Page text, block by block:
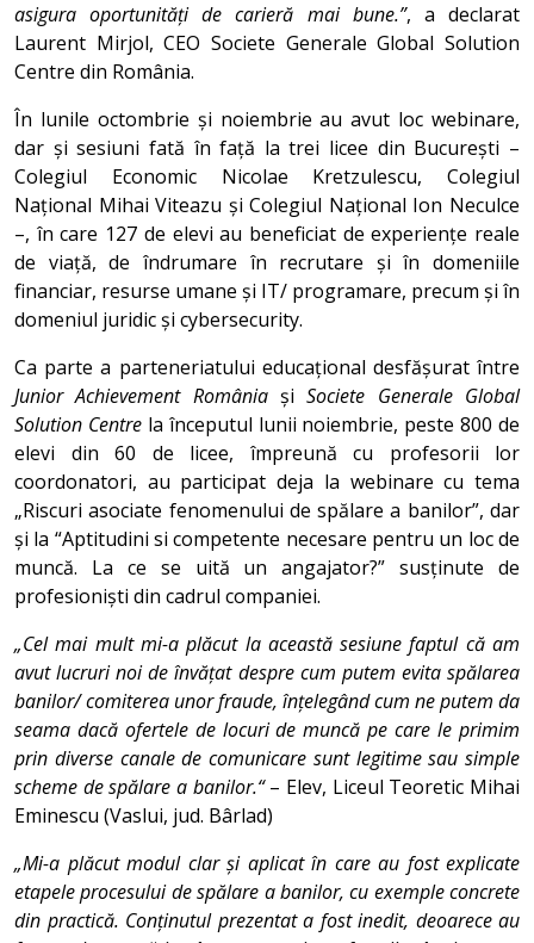
asigura oportunități de carieră mai bune.”, a declarat
Laurent Mirjol, CEO Societe Generale Global Solution
Centre din România.
În lunile octombrie și noiembrie au avut loc webinare,
dar și sesiuni fată în față la trei licee din București –
Colegiul Economic Nicolae Kretzulescu, Colegiul
Național Mihai Viteazu și Colegiul Național Ion Neculce
–, în care 127 de elevi au beneficiat de experiențe reale
de viață, de îndrumare în recrutare și în domeniile
financiar, resurse umane și IT/ programare, precum și în
domeniul juridic și cybersecurity.
Ca parte a parteneriatului educațional desfășurat între
Junior Achievement RomâniașiSociete Generale Global
Solution Centrela începutul lunii noiembrie, peste 800 de
elevi din 60 de licee, împreună cu profesorii lor
coordonatori, au participat deja la webinare cu tema
„Riscuri asociate fenomenului de spălare a banilor”, dar
și la “Aptitudini si competente necesare pentru un loc de
muncă. La ce se uită un angajator?” susținute de
profesioniști din cadrul companiei.
„Cel mai mult mi-a plăcut la această sesiune faptul că am
avut lucruri noi de învățat despre cum putem evita spălarea
banilor/ comiterea unor fraude, înțelegând cum ne putem da
seama dacă ofertele de locuri de muncă pe care le primim
prin diverse canale de comunicare sunt legitime sau simple
scheme de spălare a banilor.“– Elev, Liceul Teoretic Mihai
Eminescu (Vaslui, jud. Bârlad)
„Mi-a plăcut modul clar și aplicat în care au fost explicate
etapele procesului de spălare a banilor, cu exemple concrete
din practică. Conținutul prezentat a fost inedit, deoarece au